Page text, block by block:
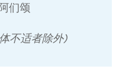
们颂
不适者除外)